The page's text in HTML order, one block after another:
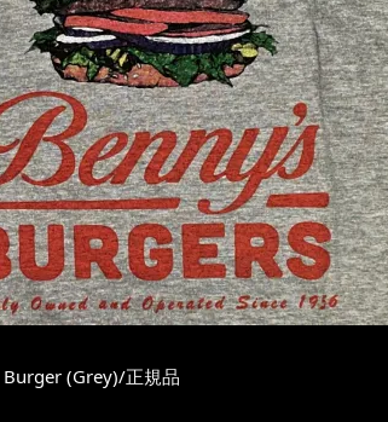
(Grey)/正規品